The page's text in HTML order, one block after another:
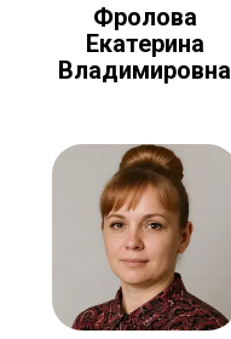
Фролова
Екатерина
Владимировна